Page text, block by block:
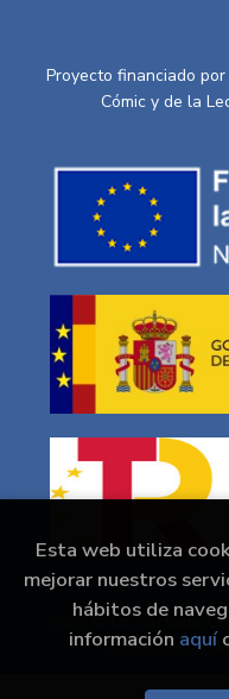
Proyecto financiado
Cómic y de la
2026 ©En Portada
Derechos
Esta web utiliza
mejorar nuestros
hábitos de
información aquí